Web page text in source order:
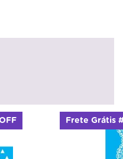
Frete Grátis